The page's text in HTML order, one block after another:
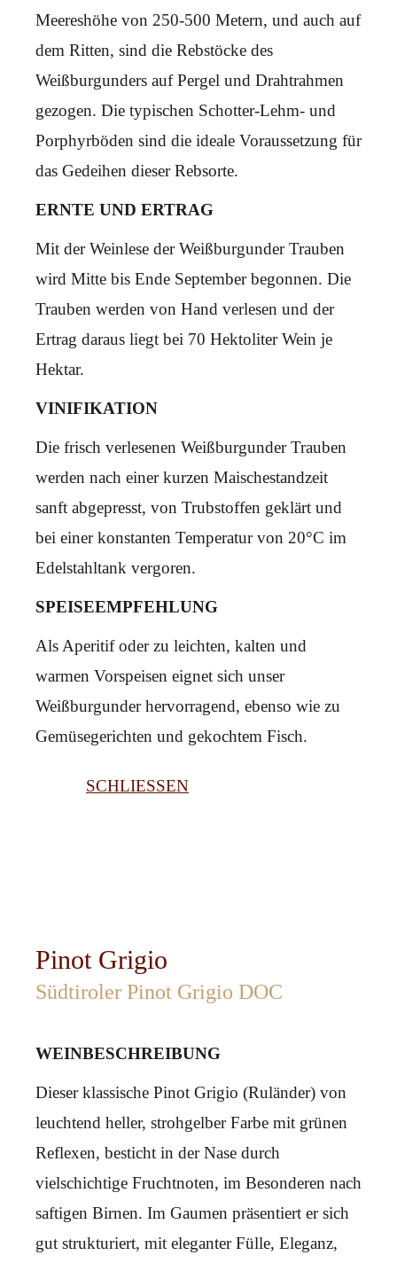
Meereshöhe von 250-500 Metern, und auch auf
dem Ritten, sind die Rebstöcke des
Weißburgunders auf Pergel und Drahtrahmen
gezogen. Die typischen Schotter-Lehm- und
Porphyrböden sind die ideale Voraussetzung für
das Gedeihen dieser Rebsorte.
ERNTE UND ERTRAG
Mit der Weinlese der Weißburgunder Trauben
wird Mitte bis Ende September begonnen. Die
Trauben werden von Hand verlesen und der
Ertrag daraus liegt bei 70 Hektoliter Wein je
Hektar.
VINIFIKATION
Die frisch verlesenen Weißburgunder Trauben
werden nach einer kurzen Maischestandzeit
sanft abgepresst, von Trubstoffen geklärt und
bei einer konstanten Temperatur von 20°C im
Edelstahltank vergoren.
SPEISEEMPFEHLUNG
Als Aperitif oder zu leichten, kalten und
warmen Vorspeisen eignet sich unser
Weißburgunder hervorragend, ebenso wie zu
Gemüsegerichten und gekochtem Fisch.
SCHLIESSEN
Pinot Grigio
Südtiroler Pinot Grigio DOC
WEINBESCHREIBUNG
Dieser klassische Pinot Grigio (Ruländer) von
leuchtend heller, strohgelber Farbe mit grünen
Reflexen, besticht in der Nase durch
vielschichtige Fruchtnoten, im Besonderen nach
saftigen Birnen. Im Gaumen präsentiert er sich
gut strukturiert, mit eleganter Fülle, Eleganz,